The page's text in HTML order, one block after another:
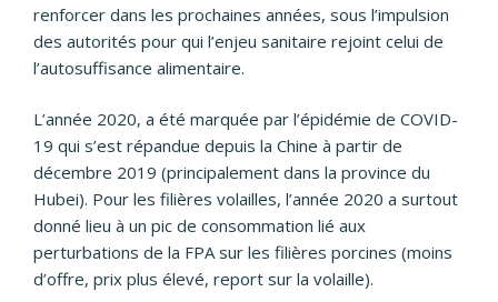
renforcer dans les prochaines années, sous l’impulsion
des autorités pour qui l’enjeu sanitaire rejoint celui de
l’autosuffisance alimentaire.
L’année 2020, a été marquée par l’épidémie de COVID-
19 qui s’est répandue depuis la Chine à partir de
décembre 2019 (principalement dans la province du
Hubei). Pour les filières volailles, l’année 2020 a surtout
donné lieu à un pic de consommation lié aux
perturbations de la FPA sur les filières porcines (moins
d’offre, prix plus élevé, report sur la volaille).